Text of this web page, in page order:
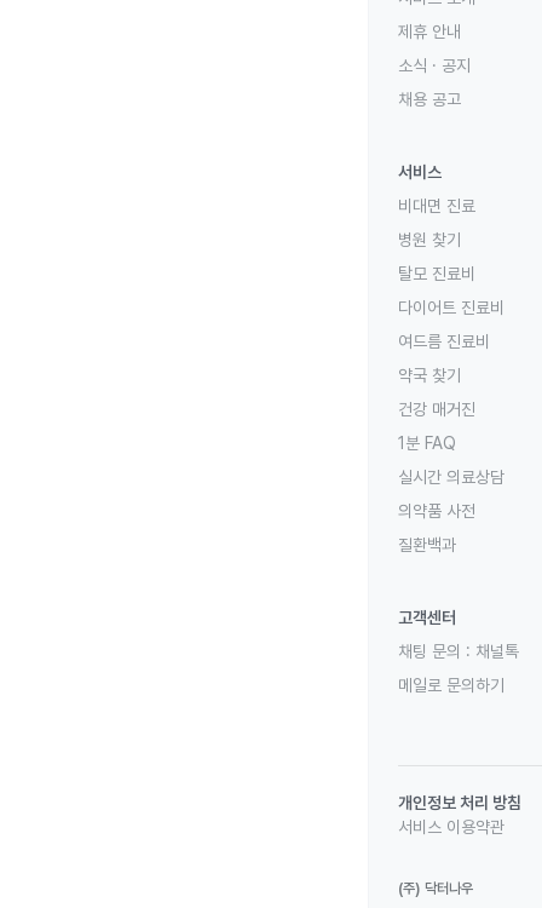
제휴 안내
소식 · 공지
채용 공고
서비스
비대면 진료
병원 찾기
탈모 진료비
다이어트 진료비
여드름 진료비
약국 찾기
건강 매거진
1분 FAQ
실시간 의료상담
의약품 사전
질환백과
고객센터
채팅 문의 : 채널톡
메일로 문의하기
개인정보 처리 방침
서비스 이용약관
(주) 닥터나우